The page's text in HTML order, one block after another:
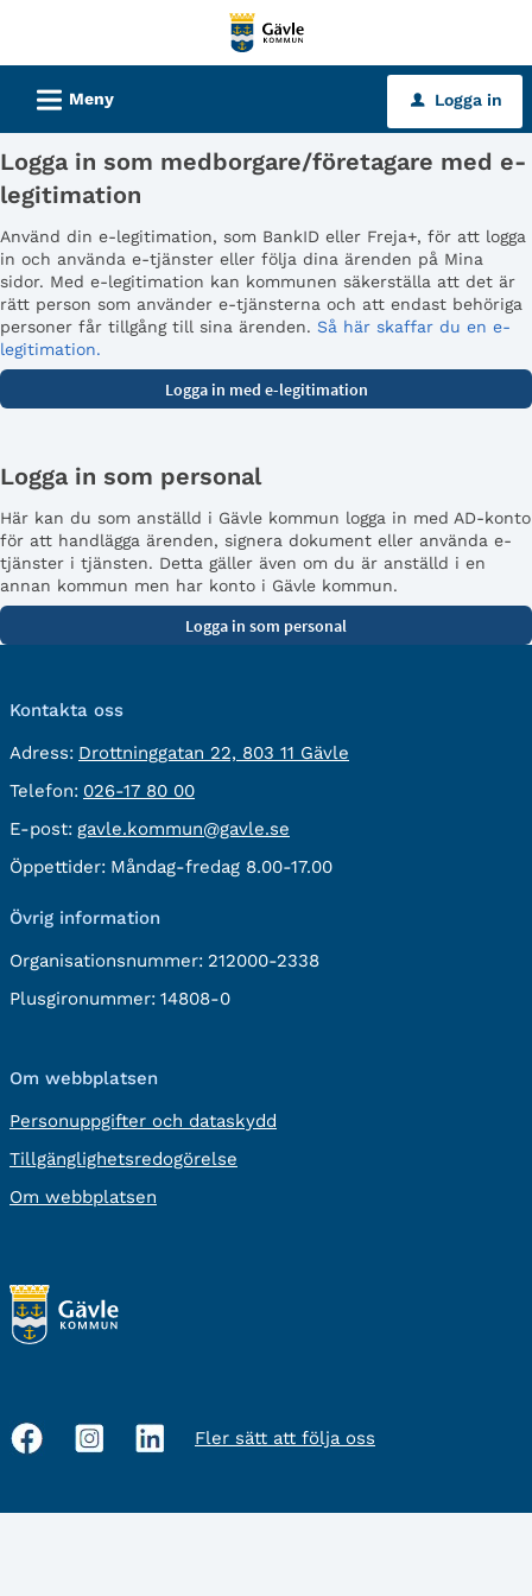
tjänster
Gävle
kommun
L Meny u Logga in
Logga in som medborgare/företagare med e-
legitimation
Använd din e-legitimation, som BankID eller Freja+, för att logga
in och använda e-tjänster eller följa dina ärenden på Mina
sidor. Med e-legitimation kan kommunen säkerställa att det är
rätt person som använder e-tjänsterna och att endast behöriga
personer får tillgång till sina ärenden. Så här skaffar du en e-
legitimation.
Logga in som personal
Här kan du som anställd i Gävle kommun logga in med AD-konto
för att handlägga ärenden, signera dokument eller använda e-
tjänster i tjänsten. Detta gäller även om du är anställd i en
annan kommun men har konto i Gävle kommun.
Kontakta oss
Adress: besöksadress:
Drottninggatan 22, 803 11 Gävle
Telefon: Telefon:
026-17 80 00
E-post: E-
post:
gavle.kommun@gavle.se
Öppettider: Måndag-fredag 8.00-17.00
Övrig information
Organisationsnummer: 212000-2338
Plusgironummer: 14808-0
Om webbplatsen
Personuppgifter och dataskydd
Tillgänglighetsredogörelse
Om webbplatsen
Sociala
Fler sätt att följa oss